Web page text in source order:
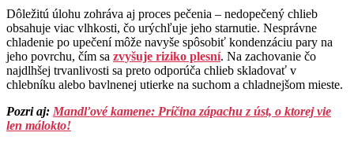
Dôležitú úlohu zohráva aj proces pečenia – nedopečený chlieb
obsahuje viac vlhkosti, čo urýchľuje jeho starnutie. Nesprávne
chladenie po upečení môže navyše spôsobiť kondenzáciu pary na
jeho povrchu, čím sa zvyšuje riziko plesní. Na zachovanie čo
najdlhšej trvanlivosti sa preto odporúča chlieb skladovať v
chlebníku alebo bavlnenej utierke na suchom a chladnejšom mieste.
Pozri aj: Mandľové kamene: Príčina zápachu z úst, o ktorej vie
len málokto!